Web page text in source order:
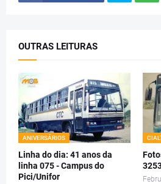
OUTRAS LEITURAS
ANIVERSÁRIOS
Linha do dia: 41 anos da
linha 075 - Campus do
Pici/Unifor